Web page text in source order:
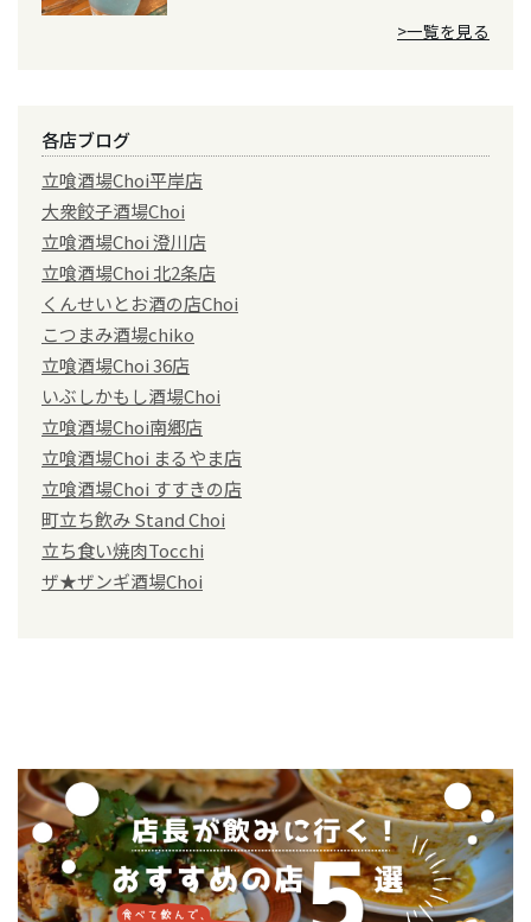
>一覧を見る
各店ブログ
立喰酒場Choi平岸店
大衆餃子酒場Choi
立喰酒場Choi 澄川店
立喰酒場Choi 北2条店
くんせいとお酒の店Choi
こつまみ酒場chiko
立喰酒場Choi 36店
いぶしかもし酒場Choi
立喰酒場Choi南郷店
立喰酒場Choi まるやま店
立喰酒場Choi すすきの店
町立ち飲み Stand Choi
立ち食い焼肉Tocchi
ザ★ザンギ酒場Choi